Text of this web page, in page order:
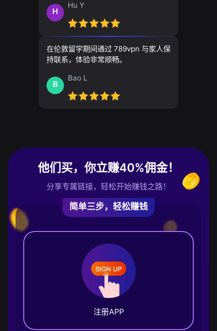
H
Hu Y
在伦敦留学期间通过 789vpn 与家人保
持联系，体验非常顺畅。
B
Bao L
他们买，你立赚40%佣金！
分享专属链接，轻松开始赚钱之路！
简单三步，轻松赚钱
注册APP